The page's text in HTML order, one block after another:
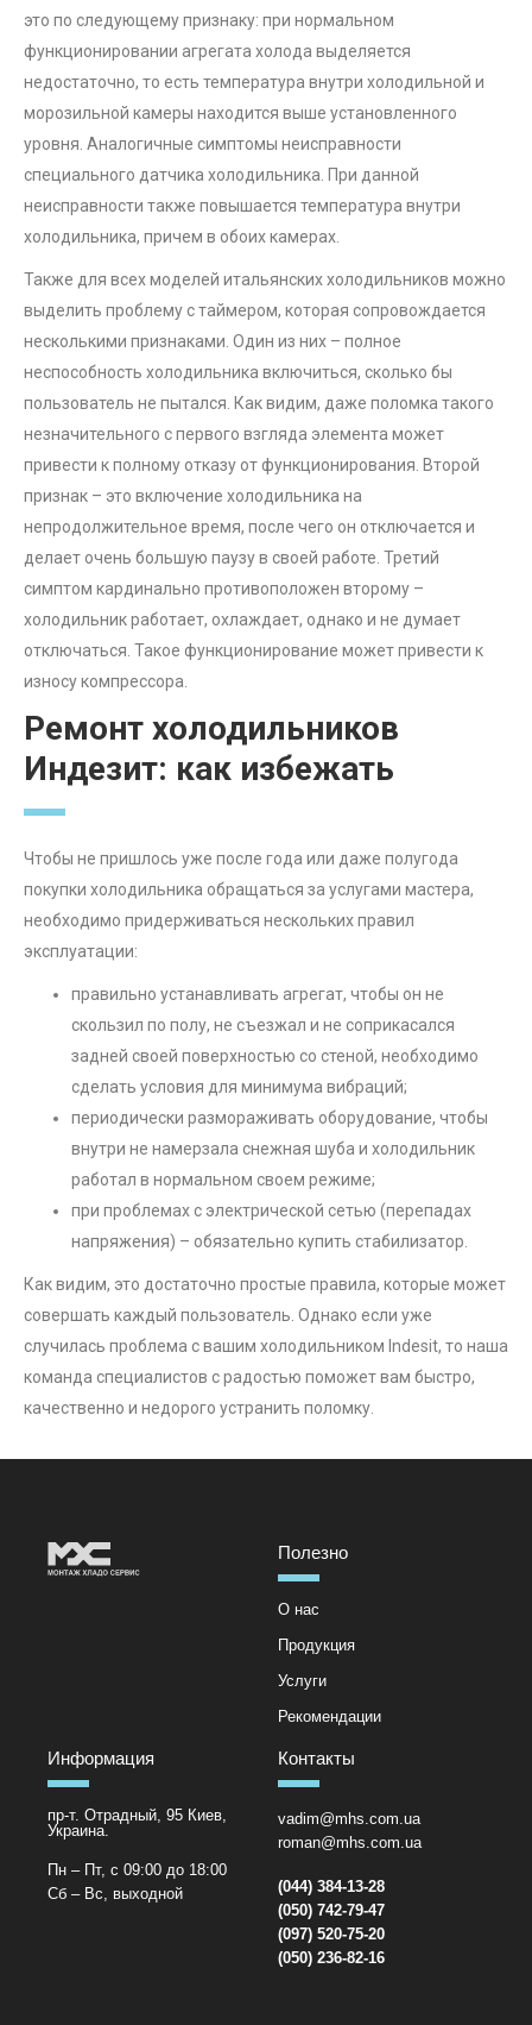
это по следующему признаку: при нормальном
функционировании агрегата холода выделяется
недостаточно, то есть температура внутри холодильной и
морозильной камеры находится выше установленного
уровня. Аналогичные симптомы неисправности
специального датчика холодильника. При данной
неисправности также повышается температура внутри
холодильника, причем в обоих камерах.
Также для всех моделей итальянских холодильников можно
выделить проблему с таймером, которая сопровождается
несколькими признаками. Один из них – полное
неспособность холодильника включиться, сколько бы
пользователь не пытался. Как видим, даже поломка такого
незначительного с первого взгляда элемента может
привести к полному отказу от функционирования. Второй
признак – это включение холодильника на
непродолжительное время, после чего он отключается и
делает очень большую паузу в своей работе. Третий
симптом кардинально противоположен второму –
холодильник работает, охлаждает, однако и не думает
отключаться. Такое функционирование может привести к
износу компрессора.
Ремонт холодильников
Индезит: как избежать
Чтобы не пришлось уже после года или даже полугода
покупки холодильника обращаться за услугами мастера,
необходимо придерживаться нескольких правил
эксплуатации:
правильно устанавливать агрегат, чтобы он не
скользил по полу, не съезжал и не соприкасался
задней своей поверхностью со стеной, необходимо
сделать условия для минимума вибраций;
периодически размораживать оборудование, чтобы
внутри не намерзала снежная шуба и холодильник
работал в нормальном своем режиме;
при проблемах с электрической сетью (перепадах
напряжения) – обязательно купить стабилизатор.
Как видим, это достаточно простые правила, которые может
совершать каждый пользователь. Однако если уже
случилась проблема с вашим холодильником Indesit, то наша
команда специалистов с радостью поможет вам быстро,
качественно и недорого устранить поломку.
Полезно
О нас
Продукция
Услуги
Рекомендации
Информация
пр-т. Отрадный, 95 Киев,
Украина.
Пн – Пт, с 09:00 до 18:00
Сб – Вс, выходной
Контакты
vadim@mhs.com.ua
roman@mhs.com.ua
(044) 384-13-28
(050) 742-79-47
(097) 520-75-20
(050) 236-82-16